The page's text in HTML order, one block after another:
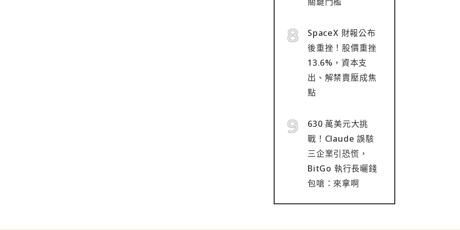
SpaceX 財報公布
後重挫！股價重挫
13.6%，資本支
出、解禁賣壓成焦
點
630 萬美元大挑
戰！Claude 誤駭
三企業引恐慌，
BitGo 執行長曬錢
包嗆：來拿啊